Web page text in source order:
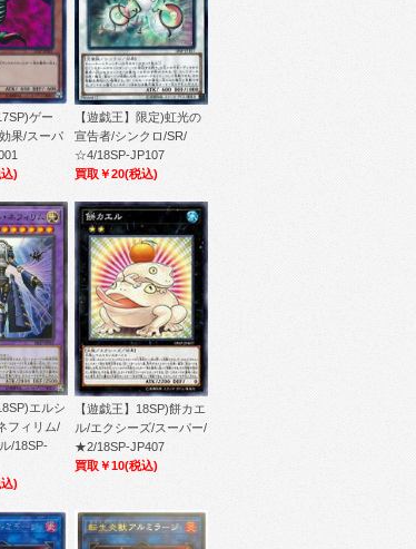
ゲー
果/スーパ
)
【遊戯王】限定)虹光の
宣告者/シンクロ/SR/
☆4/18SP-JP107
買取￥20(税込)
エルシ
フィリム/
/18SP-
)
【遊戯王】18SP)餅カエ
ル/エクシーズ/スーパー/
★2/18SP-JP407
買取￥10(税込)